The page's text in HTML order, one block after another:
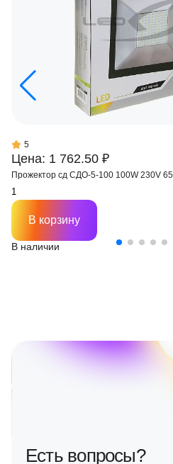
Цена: 1 762.50 ₽
5
Прожектор сд СДО-5-100 100W 230V
В наличии
В корзину
Есть вопросы?